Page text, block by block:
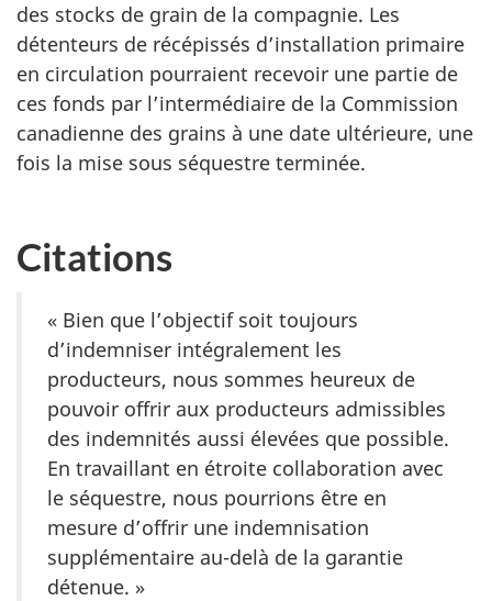
des stocks de grain de la compagnie. Les
détenteurs de récépissés d’installation primaire
en circulation pourraient recevoir une partie de
ces fonds par l’intermédiaire de la Commission
canadienne des grains à une date ultérieure, une
fois la mise sous séquestre terminée.
Citations
« Bien que l’objectif soit toujours
d’indemniser intégralement les
producteurs, nous sommes heureux de
pouvoir offrir aux producteurs admissibles
des indemnités aussi élevées que possible.
En travaillant en étroite collaboration avec
le séquestre, nous pourrions être en
mesure d’offrir une indemnisation
supplémentaire au-delà de la garantie
détenue. »